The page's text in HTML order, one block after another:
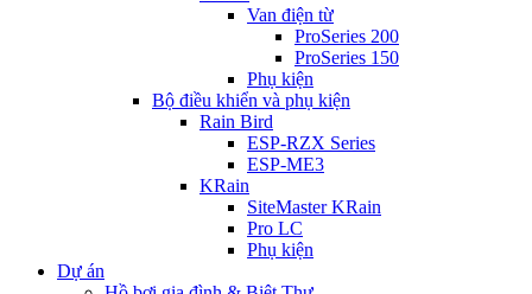
Van điện từ
ProSeries 200
ProSeries 150
Phụ kiện
Bộ điều khiển và phụ kiện
Rain Bird
ESP-RZX Series
ESP-ME3
KRain
SiteMaster KRain
Pro LC
Phụ kiện
Dự án